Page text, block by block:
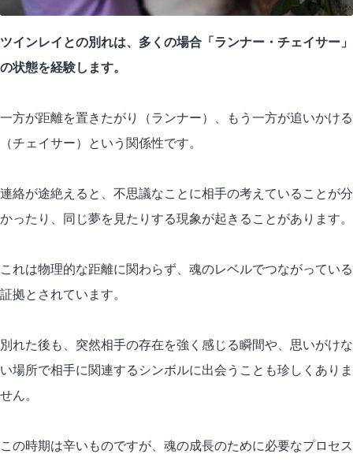
ツインレイとの別れは、多くの場合「ランナー・チェイサー」
の状態を経験します。
一方が距離を置きたがり（ランナー）、もう一方が追いかける
（チェイサー）という関係性です。
連絡が途絶えると、不思議なことに相手の考えていることが分
かったり、同じ夢を見たりする現象が起きることがあります。
これは物理的な距離に関わらず、魂のレベルでつながっている
証拠とされています。
別れた後も、突然相手の存在を強く感じる瞬間や、思いがけな
い場所で相手に関連するシンボルに出会うことも珍しくありま
せん。
この時期は辛いものですが、魂の成長のために必要なプロセス